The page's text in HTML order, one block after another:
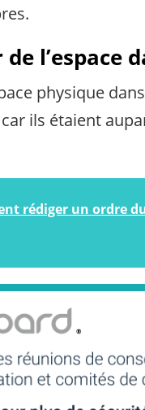
de l’espace
physique
ils étaient
rédiger un ordre